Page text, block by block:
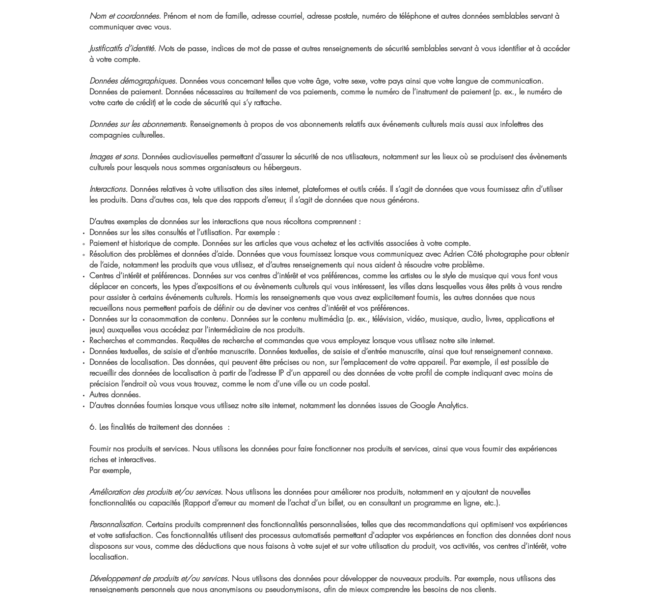
Nom et coordonnées. Prénom et nom de famille, adresse courriel, adresse postale, numéro de téléphone et autres données semblables servant à
communiquer avec vous.
Justificatifs d’identité. Mots de passe, indices de mot de passe et autres renseignements de sécurité semblables servant à vous identifier et à accéder
à votre compte.
Données démographiques. Données vous concernant telles que votre âge, votre sexe, votre pays ainsi que votre langue de communication.
Données de paiement. Données nécessaires au traitement de vos paiements, comme le numéro de l’instrument de paiement (p. ex., le numéro de
votre carte de crédit) et le code de sécurité qui s’y rattache.
Données sur les abonnements. Renseignements à propos de vos abonnements relatifs aux événements culturels mais aussi aux infolettres des
compagnies culturelles.
Images et sons. Données audiovisuelles permettant d’assurer la sécurité de nos utilisateurs, notamment sur les lieux où se produisent des évènements
culturels pour lesquels nous sommes organisateurs ou hébergeurs.
Interactions. Données relatives à votre utilisation des sites internet, plateformes et outils créés. Il s’agit de données que vous fournissez afin d’utiliser
les produits. Dans d’autres cas, tels que des rapports d’erreur, il s’agit de données que nous générons.
D’autres exemples de données sur les interactions que nous récoltons comprennent :
Données sur les sites consultés et l’utilisation. Par exemple :
Paiement et historique de compte. Données sur les articles que vous achetez et les activités associées à votre compte.
Résolution des problèmes et données d’aide. Données que vous fournissez lorsque vous communiquez avec Adrien Côté photographe pour obtenir
de l’aide, notamment les produits que vous utilisez, et d’autres renseignements qui nous aident à résoudre votre problème.
Centres d’intérêt et préférences. Données sur vos centres d’intérêt et vos préférences, comme les artistes ou le style de musique qui vous font vous
déplacer en concerts, les types d’expositions et ou évènements culturels qui vous intéressent, les villes dans lesquelles vous êtes prêts à vous rendre
pour assister à certains événements culturels. Hormis les renseignements que vous avez explicitement fournis, les autres données que nous
recueillons nous permettent parfois de définir ou de deviner vos centres d’intérêt et vos préférences.
Données sur la consommation de contenu. Données sur le contenu multimédia (p. ex., télévision, vidéo, musique, audio, livres, applications et
jeux) auxquelles vous accédez par l’intermédiaire de nos produits.
Recherches et commandes. Requêtes de recherche et commandes que vous employez lorsque vous utilisez notre site internet.
Données textuelles, de saisie et d’entrée manuscrite. Données textuelles, de saisie et d’entrée manuscrite, ainsi que tout renseignement connexe.
Données de localisation. Des données, qui peuvent être précises ou non, sur l’emplacement de votre appareil. Par exemple, il est possible de
recueillir des données de localisation à partir de l’adresse IP d’un appareil ou des données de votre profil de compte indiquant avec moins de
précision l’endroit où vous vous trouvez, comme le nom d’une ville ou un code postal.
Autres données.
D’autres données fournies lorsque vous utilisez notre site internet, notamment les données issues de Google Analytics.
6. Les finalités de traitement des données :
Fournir nos produits et services. Nous utilisons les données pour faire fonctionner nos produits et services, ainsi que vous fournir des expériences
riches et interactives.
Par exemple,
Amélioration des produits et/ou services. Nous utilisons les données pour améliorer nos produits, notamment en y ajoutant de nouvelles
fonctionnalités ou capacités (Rapport d’erreur au moment de l’achat d’un billet, ou en consultant un programme en ligne, etc.).
Personnalisation. Certains produits comprennent des fonctionnalités personnalisées, telles que des recommandations qui optimisent vos expériences
et votre satisfaction. Ces fonctionnalités utilisent des processus automatisés permettant d'adapter vos expériences en fonction des données dont nous
disposons sur vous, comme des déductions que nous faisons à votre sujet et sur votre utilisation du produit, vos activités, vos centres d’intérêt, votre
localisation.
Développement de produits et/ou services. Nous utilisons des données pour développer de nouveaux produits. Par exemple, nous utilisons des
renseignements personnels que nous anonymisons ou pseudonymisons, afin de mieux comprendre les besoins de nos clients.